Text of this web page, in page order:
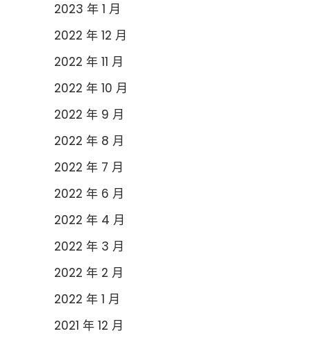
2023 年 1 月
2022 年 12 月
2022 年 11 月
2022 年 10 月
2022 年 9 月
2022 年 8 月
2022 年 7 月
2022 年 6 月
2022 年 4 月
2022 年 3 月
2022 年 2 月
2022 年 1 月
2021 年 12 月